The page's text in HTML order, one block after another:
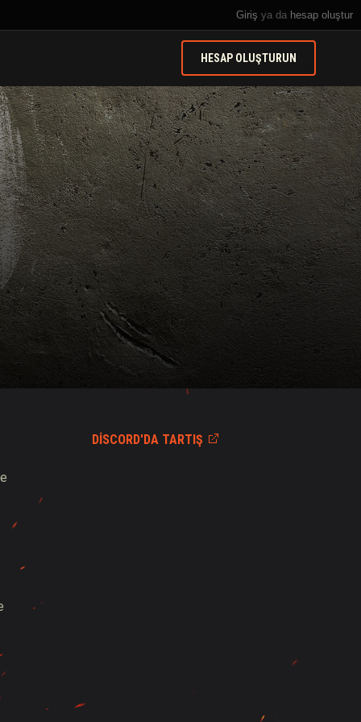
Giriş ya da hesap oluştur
HESAP OLUŞTURUN
DISCORD'DA TARTIŞ